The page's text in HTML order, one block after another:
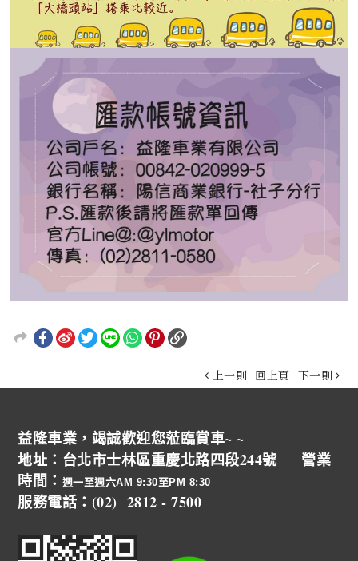
上一則 回上頁 下一則
益隆車業，竭誠歡迎您蒞臨賞車~ ~
地址：台北市士林區重慶北路四段244號 營業
時間： 週一至週六AM 9:30至PM 8:30
服務電話：(02) 2812 - 7500